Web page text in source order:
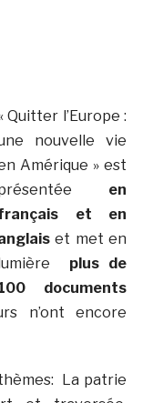
Quitter l’Europe :
nouvelle vie
Amérique » est
en
et en
et met en
plus de
documents
n’ont encore
La patrie